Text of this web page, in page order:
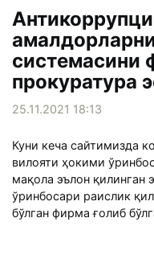
прокуратура
25.11.2021 18:13
Куни кеча сайтимизда
вилояти ҳокими
мақола эълон қилинган
ўринбосари раислик
бўлган фирма ғолиб